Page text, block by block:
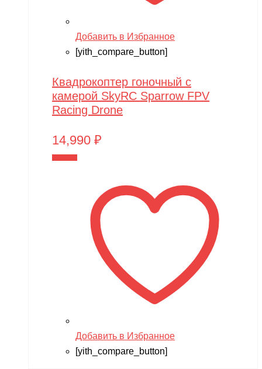
Добавить в Избранное
[yith_compare_button]
Квадрокоптер гоночный с
камерой SkyRC Sparrow FPV
Racing Drone
14,990 ₽
Добавить в Избранное
[yith_compare_button]